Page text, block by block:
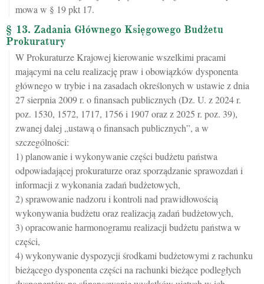
mowa w § 19 pkt 17.
§ 13. Zadania Głównego Księgowego Budżetu
Prokuratury
W Prokuraturze Krajowej kierowanie wszelkimi pracami
mającymi na celu realizację praw i obowiązków dysponenta
głównego w trybie i na zasadach określonych w ustawie z dnia
27 sierpnia 2009 r. o finansach publicznych (Dz. U. z 2024 r.
poz. 1530, 1572, 1717, 1756 i 1907 oraz z 2025 r. poz. 39),
zwanej dalej „ustawą o finansach publicznych”, a w
szczególności:
1) planowanie i wykonywanie części budżetu państwa
odpowiadającej prokuraturze oraz sporządzanie sprawozdań i
informacji z wykonania zadań budżetowych,
2) sprawowanie nadzoru i kontroli nad prawidłowością
wykonywania budżetu oraz realizacją zadań budżetowych,
3) opracowanie harmonogramu realizacji budżetu państwa w
części,
4) wykonywanie dyspozycji środkami budżetowymi z rachunku
bieżącego dysponenta części na rachunki bieżące podległych